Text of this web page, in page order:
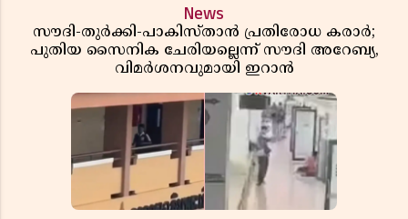
News
സൗദി-തുർക്കി-പാകിസ്താൻ പ്രതിരോധ കരാർ;
പുതിയ സൈനിക ചേരിയല്ലെന്ന് സൗദി അറേബ്യ,
വിമർശനവുമായി ഇറാൻ